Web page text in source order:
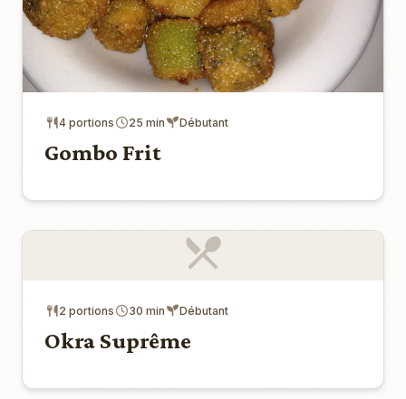
4 portions 25 min Débutant
Gombo Frit
2 portions 30 min Débutant
Okra Suprême